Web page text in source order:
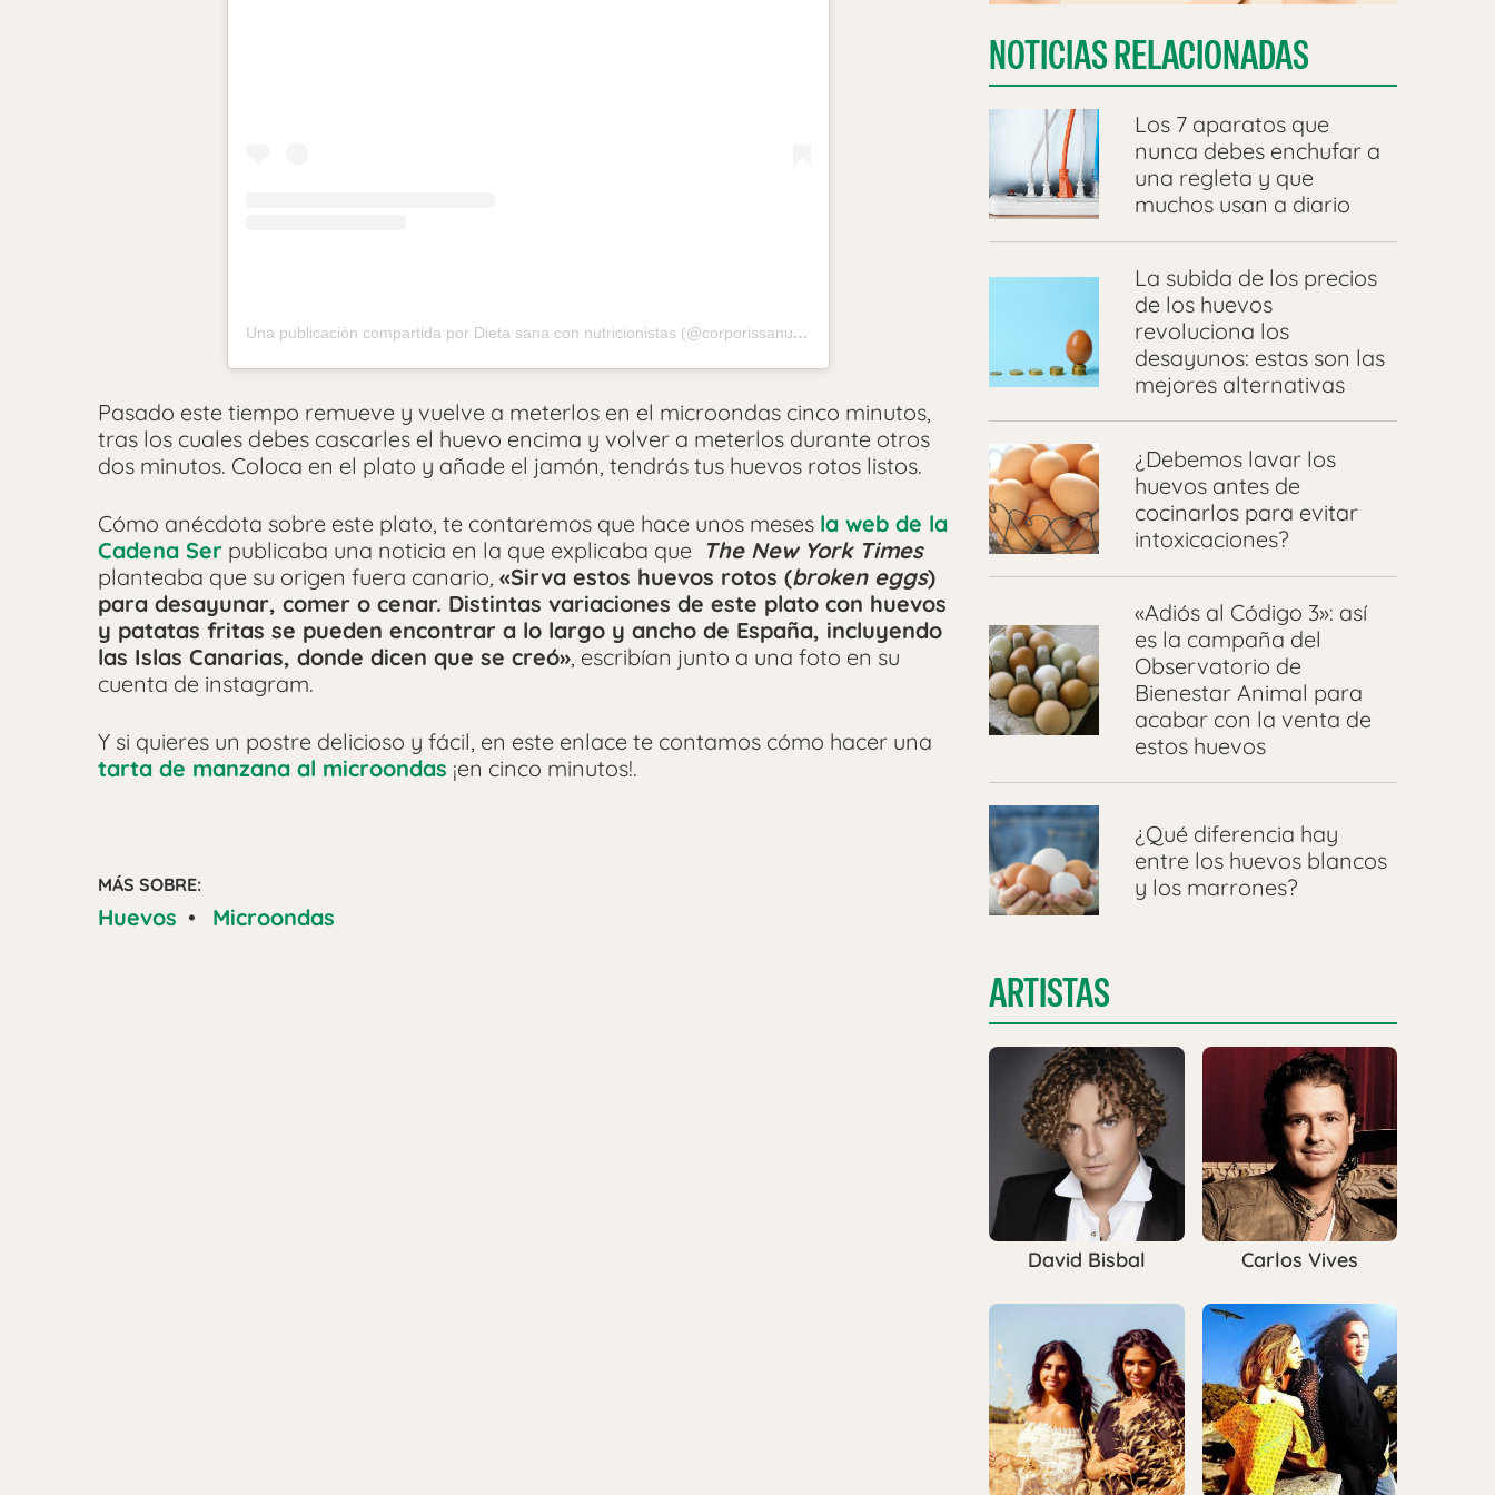
Una publicación compartida por Dieta sana con nutricionistas (@corporissanum)
Pasado este tiempo remueve y vuelve a meterlos en el microondas cinco minutos,
tras los cuales debes cascarles el huevo encima y volver a meterlos durante otros
dos minutos. Coloca en el plato y añade el jamón, tendrás tus huevos rotos listos.
Cómo anécdota sobre este plato, te contaremos que hace unos meses la web de la
Cadena Ser publicaba una noticia en la que explicaba que The New York Times
planteaba que su origen fuera canario, «Sirva estos huevos rotos (broken eggs)
para desayunar, comer o cenar. Distintas variaciones de este plato con huevos
y patatas fritas se pueden encontrar a lo largo y ancho de España, incluyendo
las Islas Canarias, donde dicen que se creó», escribían junto a una foto en su
cuenta de instagram.
Y si quieres un postre delicioso y fácil, en este enlace te contamos cómo hacer una
tarta de manzana al microondas ¡en cinco minutos!.
MÁS SOBRE:
Huevos • Microondas
NOTICIAS RELACIONADAS
Los 7 aparatos que
nunca debes enchufar a
una regleta y que
muchos usan a diario
La subida de los precios
de los huevos
revoluciona los
desayunos: estas son las
mejores alternativas
¿Debemos lavar los
huevos antes de
cocinarlos para evitar
intoxicaciones?
«Adiós al Código 3»: así
es la campaña del
Observatorio de
Bienestar Animal para
acabar con la venta de
estos huevos
¿Qué diferencia hay
entre los huevos blancos
y los marrones?
ARTISTAS
David Bisbal Carlos Vives